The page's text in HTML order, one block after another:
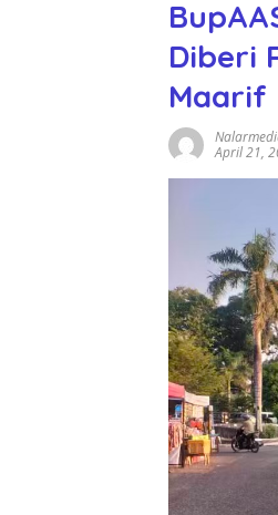
Diberi
Maarif
April 21,